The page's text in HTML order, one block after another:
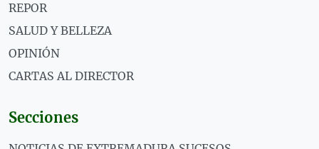
REPOR
SALUD Y BELLEZA
OPINIÓN
CARTAS AL DIRECTOR
Secciones